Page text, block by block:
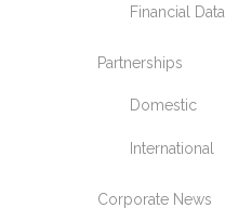
Financial Data
Partnerships
Domestic
International
Corporate News